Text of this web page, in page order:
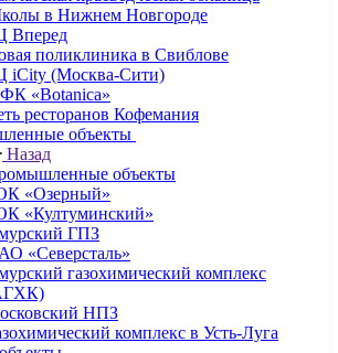
в Нижнем Новгороде
Вперед
поликлиника в Свиблове
iCity (Москва-Сити)
«Botanica»
ресторанов Кофемания
объекты
Назад
объекты
«Озерный»
«Култуминский»
ГПЗ
«Северсталь»
газохимический комплекс
НПЗ
комплекс в Усть-Луга